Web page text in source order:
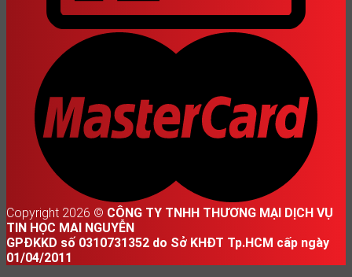
Copyright 2026 © CÔNG TY TNHH THƯƠNG MẠI DỊCH VỤ
TIN HỌC MAI NGUYỄN
GPĐKKD số 0310731352 do Sở KHĐT Tp.HCM cấp ngày
01/04/2011